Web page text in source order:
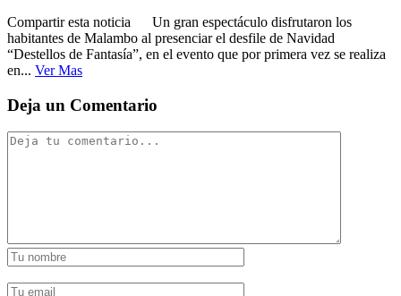
Compartir esta noticia Un gran espectáculo disfrutaron los
habitantes de Malambo al presenciar el desfile de Navidad
“Destellos de Fantasía”, en el evento que por primera vez se realiza
en... Ver Mas
Deja un Comentario